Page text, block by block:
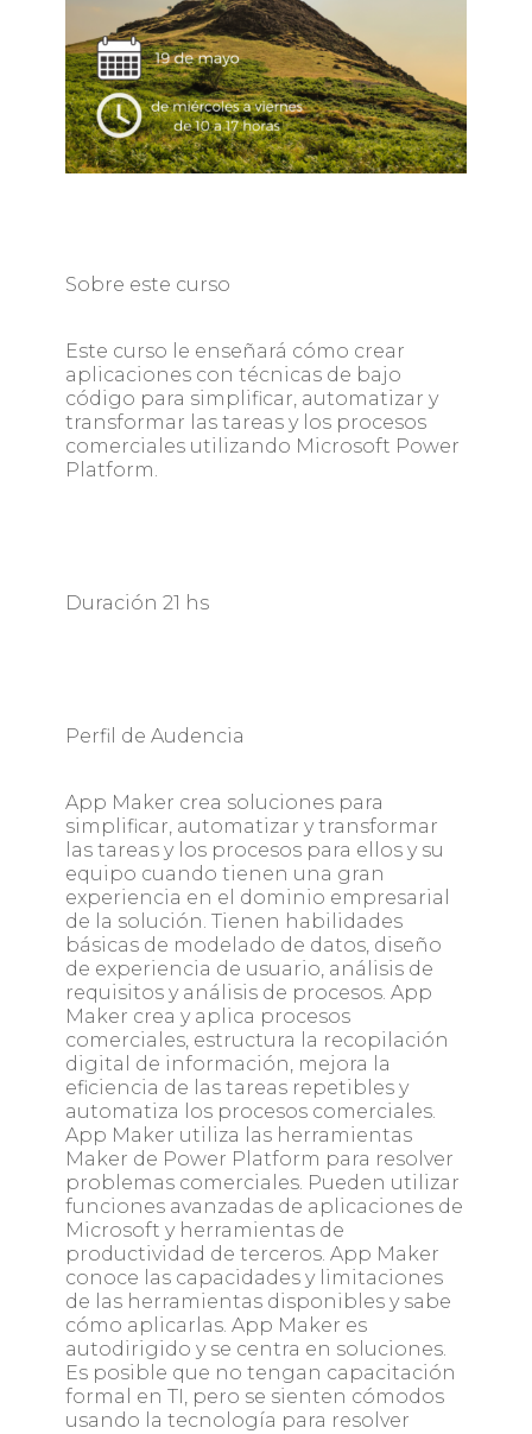
Sobre este curso
Este curso le enseñará cómo crear
aplicaciones con técnicas de bajo
código para simplificar, automatizar y
transformar las tareas y los procesos
comerciales utilizando Microsoft Power
Platform.
Duración 21 hs
Perfil de Audencia
App Maker crea soluciones para
simplificar, automatizar y transformar
las tareas y los procesos para ellos y su
equipo cuando tienen una gran
experiencia en el dominio empresarial
de la solución. Tienen habilidades
básicas de modelado de datos, diseño
de experiencia de usuario, análisis de
requisitos y análisis de procesos. App
Maker crea y aplica procesos
comerciales, estructura la recopilación
digital de información, mejora la
eficiencia de las tareas repetibles y
automatiza los procesos comerciales.
App Maker utiliza las herramientas
Maker de Power Platform para resolver
problemas comerciales. Pueden utilizar
funciones avanzadas de aplicaciones de
Microsoft y herramientas de
productividad de terceros. App Maker
conoce las capacidades y limitaciones
de las herramientas disponibles y sabe
cómo aplicarlas. App Maker es
autodirigido y se centra en soluciones.
Es posible que no tengan capacitación
formal en TI, pero se sienten cómodos
usando la tecnología para resolver